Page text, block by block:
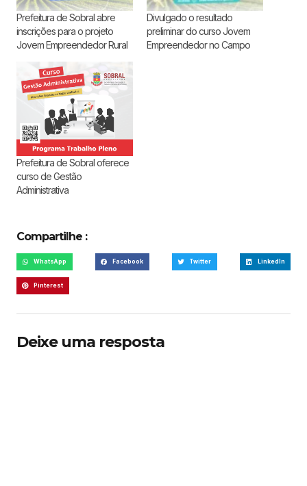
Prefeitura de Sobral abre
inscrições para o projeto
Jovem Empreendedor Rural
Divulgado o resultado
preliminar do curso Jovem
Empreendedor no Campo
Prefeitura de Sobral oferece
curso de Gestão
Administrativa
Compartilhe :
WhatsApp Facebook Twitter LinkedIn
Pinterest
Deixe uma resposta